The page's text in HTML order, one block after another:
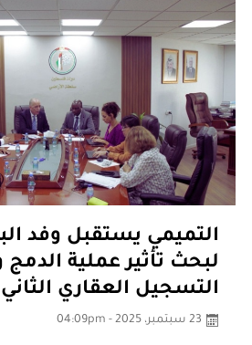
التميمي يستقبل وفد
لبحث تأثير عملية
التسجيل العقاري الثاني
23 سبتمبر، 2025 - 04:09pm